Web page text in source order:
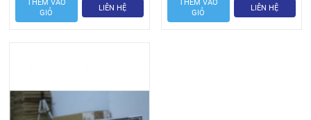
THÊM VÀO
GIỎ
LIÊN HỆ
THÊM VÀO
GIỎ
LIÊN HỆ